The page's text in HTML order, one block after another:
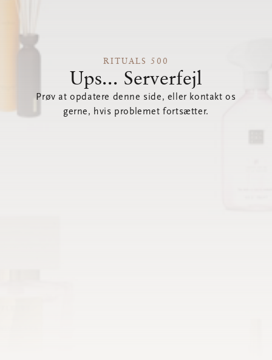
RITUALS 500
Ups... Serverfejl
Prøv at opdatere denne side, eller kontakt os
gerne, hvis problemet fortsætter.